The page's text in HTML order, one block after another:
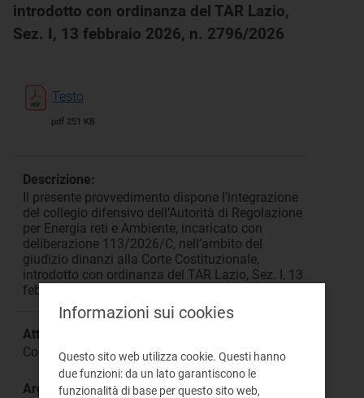
introdotto con ordinanza del TAR Lazio,
Sez. I, 13 febbraio 2026, n. 2796/2026
Testo
pdf 251 KB
Descrizione:
Il presente provvedimento dispone l'integrazione
del collegio difensivo dell’Autorità di Regolazione
per Energia reti e Ambiente, incaricato con
deliberazione 113/2026/C, nell’ambito del
giudizio dinanzi alla Corte Costituzionale,
introdotto con ordinanza del TAR Lazio, Sez. I, 13
febbraio 2026, n. 2796/2026
Attività:
Conferimento incarico
Argomento:
Informazioni sui cookies
Questo sito web utilizza cookie. Questi hanno
due funzioni: da un lato garantiscono le
funzionalità di base per questo sito web,